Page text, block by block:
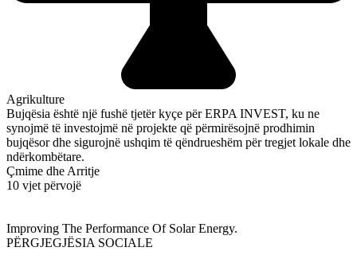
Agrikulture
Bujqësia është një fushë tjetër kyçe për ERPA INVEST, ku ne
synojmë të investojmë në projekte që përmirësojnë prodhimin
bujqësor dhe sigurojnë ushqim të qëndrueshëm për tregjet lokale dhe
ndërkombëtare.
Çmime dhe Arritje
10 vjet përvojë
Improving The Performance Of Solar Energy.
PËRGJEGJËSIA SOCIALE